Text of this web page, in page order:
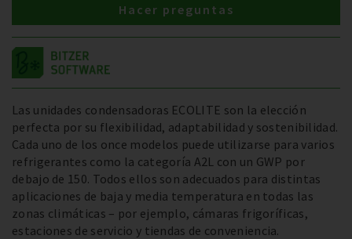
Las unidades condensadoras ECOLITE son la elección
perfecta por su flexibilidad, adaptabilidad y sostenibilidad.
Cada uno de los once modelos puede utilizarse para varios
refrigerantes como la categoría A2L con un GWP por
debajo de 150. Todos ellos son adecuados para distintas
aplicaciones de baja y media temperatura en todas las
zonas climáticas – por ejemplo, cámaras frigoríficas,
estaciones de servicio y tiendas de conveniencia.
Hacer preguntas